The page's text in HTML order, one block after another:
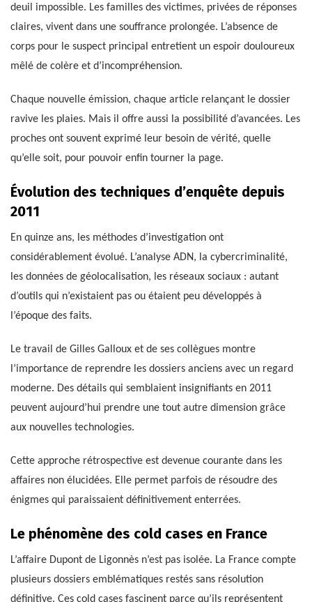
deuil impossible. Les familles des victimes, privées de réponses
claires, vivent dans une souffrance prolongée. L’absence de
corps pour le suspect principal entretient un espoir douloureux
mêlé de colère et d’incompréhension.
Chaque nouvelle émission, chaque article relançant le dossier
ravive les plaies. Mais il offre aussi la possibilité d’avancées. Les
proches ont souvent exprimé leur besoin de vérité, quelle
qu’elle soit, pour pouvoir enfin tourner la page.
Évolution des techniques d’enquête depuis
2011
En quinze ans, les méthodes d’investigation ont
considérablement évolué. L’analyse ADN, la cybercriminalité,
les données de géolocalisation, les réseaux sociaux : autant
d’outils qui n’existaient pas ou étaient peu développés à
l’époque des faits.
Le travail de Gilles Galloux et de ses collègues montre
l’importance de reprendre les dossiers anciens avec un regard
moderne. Des détails qui semblaient insignifiants en 2011
peuvent aujourd’hui prendre une tout autre dimension grâce
aux nouvelles technologies.
Cette approche rétrospective est devenue courante dans les
affaires non élucidées. Elle permet parfois de résoudre des
énigmes qui paraissaient définitivement enterrées.
Le phénomène des cold cases en France
L’affaire Dupont de Ligonnès n’est pas isolée. La France compte
plusieurs dossiers emblématiques restés sans résolution
définitive. Ces cold cases fascinent parce qu’ils représentent